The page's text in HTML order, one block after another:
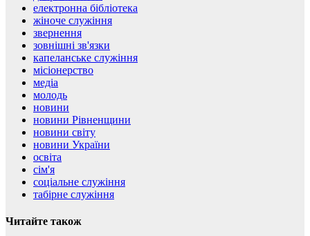
електронна бібліотека
жіноче служіння
звернення
зовнішні зв'язки
капеланське служіння
місіонерство
медіа
молодь
новини
новини Рівненщини
новини світу
новини України
освіта
сім'я
соціальне служіння
табірне служіння
Читайте також